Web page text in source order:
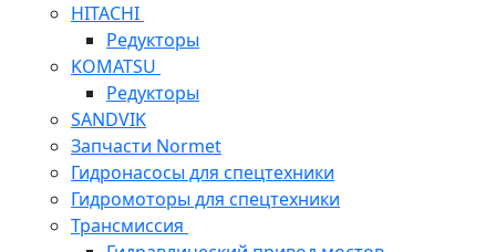
HITACHI
Редукторы
KOMATSU
Редукторы
SANDVIK
Запчасти Normet
Гидронасосы для спецтехники
Гидромоторы для спецтехники
Трансмиссия